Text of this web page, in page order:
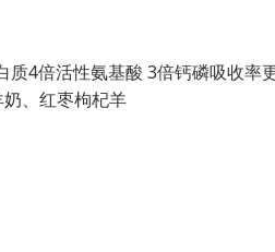
质4倍活性氨基酸 3倍钙磷吸收率
、红枣枸杞羊